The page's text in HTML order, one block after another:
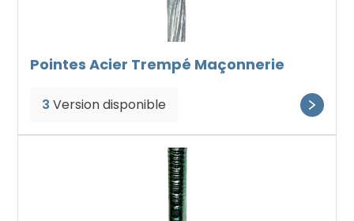
Pointes Acier Trempé Maçonnerie
3 Version disponible